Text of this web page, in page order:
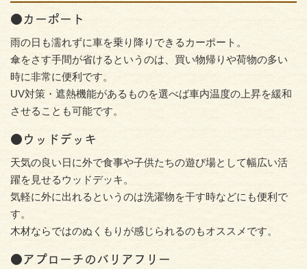
●カーポート
雨の日も濡れずに車を乗り降りできるカーポート。
傘をさす手間が省けるというのは、買い物帰りや荷物の多い
時に非常に便利です。
UV対策・遮熱機能があるものを選べば車内温度の上昇を緩和
させることも可能です。
●ウッドデッキ
天気の良い日に外で食事や子供たちの遊び場として幅広い活
躍を見せるウッドデッキ。
気軽に外に出れるというのは洗濯物を干す時などにも便利で
す。
木材ならではのぬくもりが感じられるのもオススメです。
●アプローチのバリアフリー